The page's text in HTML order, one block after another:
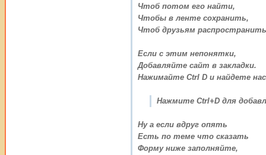
Чтоб потом его найти,
Чтобы в ленте сохранить,
Чтоб друзьям
Если с этим непонятки,
Добавляйте сайт в закладки.
Нажимайте Ctrl D и найдете
Нажмите Ctrl+D для
Ну а если вдруг опять
Есть по теме что сказать
Форму ниже заполняйте,